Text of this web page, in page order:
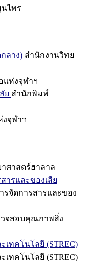
ไพร
ลาง) สำนักงานวิทย
แห่งจุฬาฯ
ย สำนักพิมพ์
จุฬาฯ
ศาสตร์ฮาลาล
ารและของเสีย
รจัดการสารและของ
วจสอบคุณภาพสิ่ง
เทคโนโลยี (STREC)
เทคโนโลยี (STREC)